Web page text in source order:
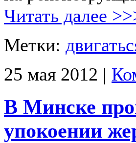
Читать далее
Метки:
25 мая 2012 |
В Минске
упокоении